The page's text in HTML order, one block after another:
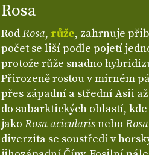
Rosa
RodRosa, růže, zahrnuje
počet se liší podle pojetí
protože růže snadno
Přirozeně rostou v mírném
přes západní a střední Asii
do subarktických oblastí,
jako Rosa acicularisnebo
diverzita se soustředí v